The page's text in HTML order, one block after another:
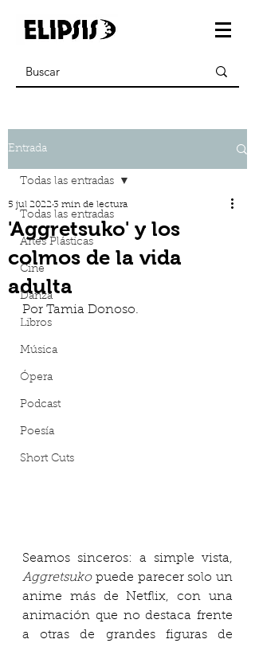
Entrada
Todas las entradas
Artes Plásticas
Cine
Danza
Libros
Música
Ópera
Podcast
Poesía
Short Cuts
Todas las entradas
'Aggretsuko' y los
colmos de la vida
adulta
5 jul 20223 min de lectura
Por Tamia Donoso.
Aggretsuko puede parecer solo un
anime más de Netflix, con una
animación que no destaca frente
a otras de grandes figuras de